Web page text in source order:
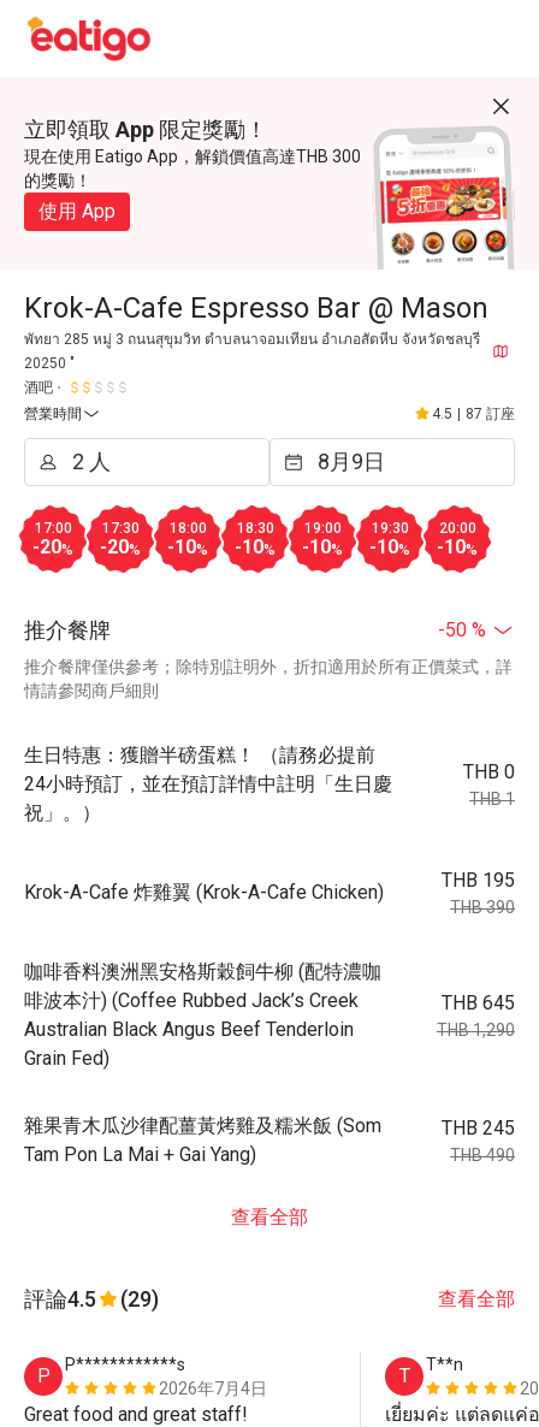
立即領取 App 限定獎勵！
現在使用 Eatigo App，解鎖價值高達THB 300
的獎勵！
使用 App
Krok-A-Cafe Espresso Bar @ Mason
พัทยา 285 หมู่ 3 ถนนสุขุมวิท ตำบลนาจอมเทียน อำเภอสัตหีบ จังหวัดชลบุรี
20250 "
酒吧
營業時間
4.5 87 訂座
17:00
-20%
17:30
-20%
18:00
-10%
18:30
-10%
19:00
-10%
19:30
-10%
20:00
-10%
推介餐牌 -50 %
推介餐牌僅供參考；除特別註明外，折扣適用於所有正價菜式，詳
情請參閱商戶細則
生日特惠：獲贈半磅蛋糕！ （請務必提前
24小時預訂，並在預訂詳情中註明「生日慶
祝」。）
THB 0
THB 1
Krok-A-Cafe 炸雞翼 (Krok-A-Cafe Chicken)
THB 195
THB 390
咖啡香料澳洲黑安格斯穀飼牛柳 (配特濃咖
啡波本汁) (Coffee Rubbed Jack’s Creek
Australian Black Angus Beef Tenderloin
Grain Fed)
THB 645
THB 1,290
雜果青木瓜沙律配薑黃烤雞及糯米飯 (Som
Tam Pon La Mai + Gai Yang)
THB 245
THB 490
查看全部
評論4.5 (29) 查看全部
P
P************s
2026年7月4日
Great food and great staff!
T
T**n
เยี่ยมค่ะ แต่ลดแค่